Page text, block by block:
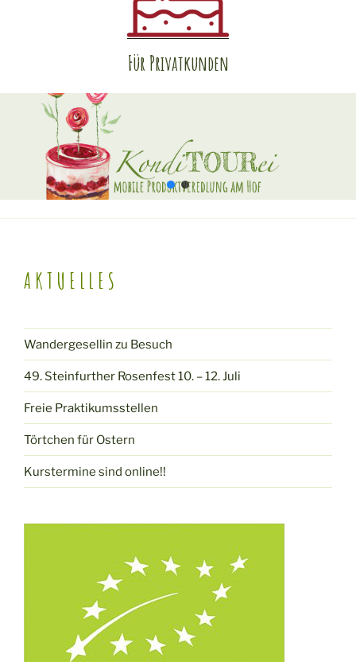
Für Privatkunden
AKTUELLES
Wandergesellin zu Besuch
49. Steinfurther Rosenfest 10. – 12. Juli
Freie Praktikumsstellen
Törtchen für Ostern
Kurstermine sind online!!